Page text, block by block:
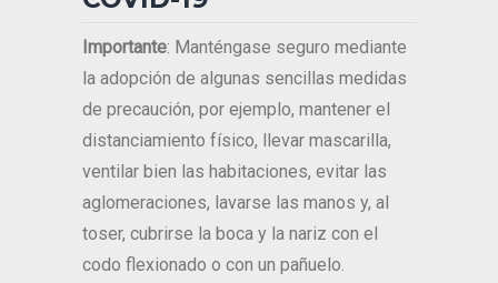
Importante: Manténgase seguro mediante
la adopción de algunas sencillas medidas
de precaución, por ejemplo, mantener el
distanciamiento físico, llevar mascarilla,
ventilar bien las habitaciones, evitar las
aglomeraciones, lavarse las manos y, al
toser, cubrirse la boca y la nariz con el
codo flexionado o con un pañuelo.